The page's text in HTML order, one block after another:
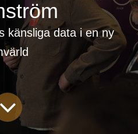
känsliga data i en ny